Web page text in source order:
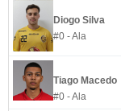
Diogo Silva
#0 - Ala
Tiago Macedo
#0 - Ala